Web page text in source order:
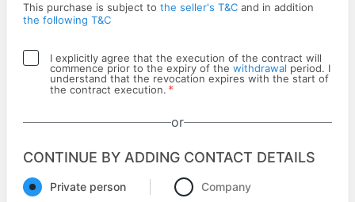
This purchase is subject to the seller's T&C and in addition
the following T&C
I explicitly agree that the execution of the contract will
commence prior to the expiry of the withdrawal period. I
understand that the revocation expires with the start of
the contract execution. *
or
CONTINUE BY ADDING CONTACT DETAILS
Private person Company